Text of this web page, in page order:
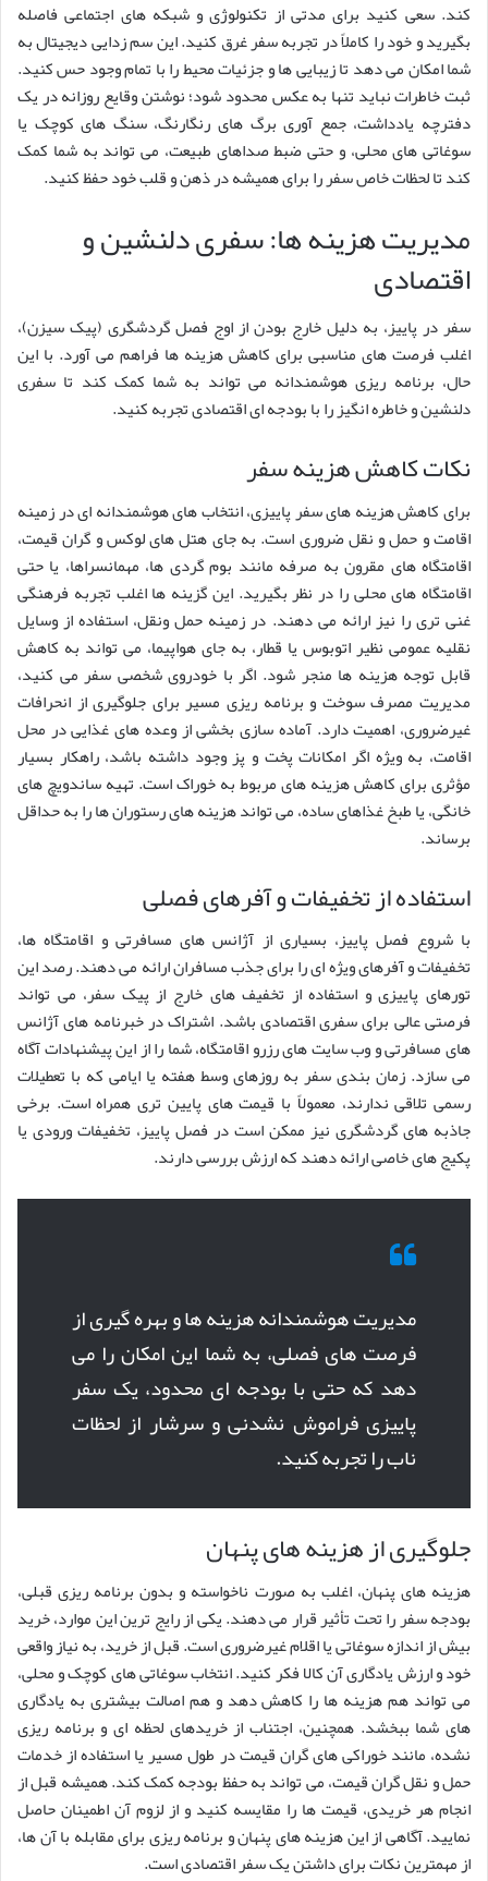
کند. سعی کنید برای مدتی از تکنولوژی و شبکه های اجتماعی فاصله
بگیرید و خود را کاملاً در تجربه سفر غرق کنید. این سم زدایی دیجیتال به
شما امکان می دهد تا زیبایی ها و جزئیات محیط را با تمام وجود حس کنید.
ثبت خاطرات نباید تنها به عکس محدود شود؛ نوشتن وقایع روزانه در یک
دفترچه یادداشت، جمع آوری برگ های رنگارنگ، سنگ های کوچک یا
سوغاتی های محلی، و حتی ضبط صداهای طبیعت، می تواند به شما کمک
کند تا لحظات خاص سفر را برای همیشه در ذهن و قلب خود حفظ کنید.
مدیریت هزینه ها: سفری دلنشین و
اقتصادی
سفر در پاییز، به دلیل خارج بودن از اوج فصل گردشگری (پیک سیزن)،
اغلب فرصت های مناسبی برای کاهش هزینه ها فراهم می آورد. با این
حال، برنامه ریزی هوشمندانه می تواند به شما کمک کند تا سفری
دلنشین و خاطره انگیز را با بودجه ای اقتصادی تجربه کنید.
نکات کاهش هزینه سفر
برای کاهش هزینه های سفر پاییزی، انتخاب های هوشمندانه ای در زمینه
اقامت و حمل و نقل ضروری است. به جای هتل های لوکس و گران قیمت،
اقامتگاه های مقرون به صرفه مانند بوم گردی ها، مهمانسراها، یا حتی
اقامتگاه های محلی را در نظر بگیرید. این گزینه ها اغلب تجربه فرهنگی
غنی تری را نیز ارائه می دهند. در زمینه حمل ونقل، استفاده از وسایل
نقلیه عمومی نظیر اتوبوس یا قطار، به جای هواپیما، می تواند به کاهش
قابل توجه هزینه ها منجر شود. اگر با خودروی شخصی سفر می کنید،
مدیریت مصرف سوخت و برنامه ریزی مسیر برای جلوگیری از انحرافات
غیرضروری، اهمیت دارد. آماده سازی بخشی از وعده های غذایی در محل
اقامت، به ویژه اگر امکانات پخت و پز وجود داشته باشد، راهکار بسیار
مؤثری برای کاهش هزینه های مربوط به خوراک است. تهیه ساندویچ های
خانگی، یا طبخ غذاهای ساده، می تواند هزینه های رستوران ها را به حداقل
برساند.
استفاده از تخفیفات و آفرهای فصلی
با شروع فصل پاییز، بسیاری از آژانس های مسافرتی و اقامتگاه ها،
تخفیفات و آفرهای ویژه ای را برای جذب مسافران ارائه می دهند. رصد این
تورهای پاییزی و استفاده از تخفیف های خارج از پیک سفر، می تواند
فرصتی عالی برای سفری اقتصادی باشد. اشتراک در خبرنامه های آژانس
های مسافرتی و وب سایت های رزرو اقامتگاه، شما را از این پیشنهادات آگاه
می سازد. زمان بندی سفر به روزهای وسط هفته یا ایامی که با تعطیلات
رسمی تلاقی ندارند، معمولاً با قیمت های پایین تری همراه است. برخی
جاذبه های گردشگری نیز ممکن است در فصل پاییز، تخفیفات ورودی یا
پکیج های خاصی ارائه دهند که ارزش بررسی دارند.
مدیریت هوشمندانه هزینه ها و بهره گیری از
فرصت های فصلی، به شما این امکان را می
دهد که حتی با بودجه ای محدود، یک سفر
پاییزی فراموش نشدنی و سرشار از لحظات
ناب را تجربه کنید.
جلوگیری از هزینه های پنهان
هزینه های پنهان، اغلب به صورت ناخواسته و بدون برنامه ریزی قبلی،
بودجه سفر را تحت تأثیر قرار می دهند. یکی از رایج ترین این موارد، خرید
بیش از اندازه سوغاتی یا اقلام غیرضروری است. قبل از خرید، به نیاز واقعی
خود و ارزش یادگاری آن کالا فکر کنید. انتخاب سوغاتی های کوچک و محلی،
می تواند هم هزینه ها را کاهش دهد و هم اصالت بیشتری به یادگاری
های شما ببخشد. همچنین، اجتناب از خریدهای لحظه ای و برنامه ریزی
نشده، مانند خوراکی های گران قیمت در طول مسیر یا استفاده از خدمات
حمل و نقل گران قیمت، می تواند به حفظ بودجه کمک کند. همیشه قبل از
انجام هر خریدی، قیمت ها را مقایسه کنید و از لزوم آن اطمینان حاصل
نمایید. آگاهی از این هزینه های پنهان و برنامه ریزی برای مقابله با آن ها،
از مهمترین نکات برای داشتن یک سفر اقتصادی است.